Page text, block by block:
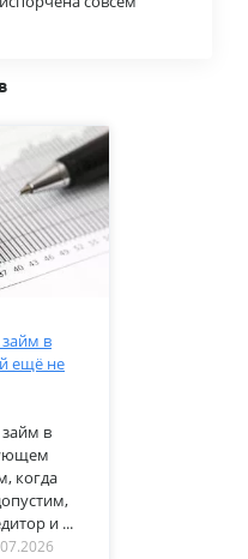
в
ещё не
в
когда
и ...